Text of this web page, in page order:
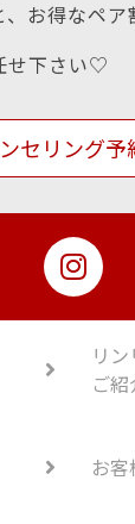
、お得なペ
せ下さい♡
セリング予
リ
ご
お客